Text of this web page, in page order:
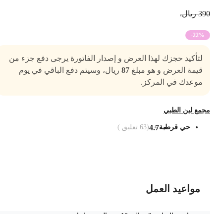
-22%
لتأكيد حجزك لهذا العرض و إصدار الفاتورة يرجى دفع جزء من
قيمة العرض و هو مبلغ87ريال، وسيتم دفع الباقي في يوم
موعدك في المركز.
لين الطبي
حي قرطبة4.7
(
63تعليق )
مواعيد العمل